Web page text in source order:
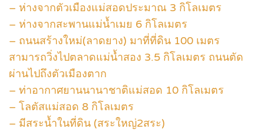
– ห่างจากตัวเมืองแม่สอดประมาณ 3 กิโลเมตร
– ห่างจากสะพานแม่น้ำเมย 6 กิโลเมตร
– ถนนสร้างใหม่(ลาดยาง) มาที่ที่ดิน 100 เมตร
สามารถวิ่งไปตลาดแม่น้ำสอง 3.5 กิโลเมตร ถนนตัด
ผ่านไปถึงตัวเมืองตาก
– ท่าอากาศยานนานาชาติแม่สอด 10 กิโลเมตร
– โลตัสแม่สอด 8 กิโลเมตร
– มีสระน้ำในที่ดิน (สระใหญ่2สระ)